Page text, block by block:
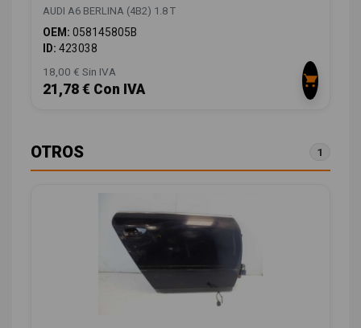
AUDI A6 BERLINA (4B2) 1.8 T
OEM: 058145805B
ID: 423038
18,00 € Sin IVA
21,78 € Con IVA
OTROS 1